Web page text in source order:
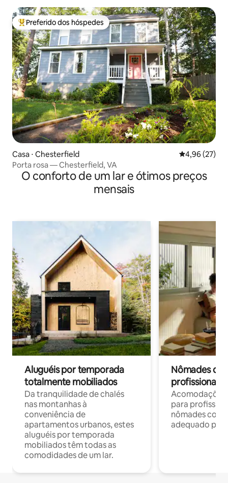
Entre os melhores preferidos dos hóspedes
Preferido dos hóspedes
Casa ⋅ Chesterfield 4,96 de uma
4,96 (27)
Porta rosa — Chesterfield, VA
O conforto de um lar e ótimos preços
mensais
Aluguéis por temporada
totalmente mobiliados
Da tranquilidade de chalés
nas montanhas à
conveniência de
apartamentos urbanos, estes
aluguéis por temporada
mobiliados têm todas as
comodidades de um lar.
Nômades
profissionais
para
nômades com
adequado